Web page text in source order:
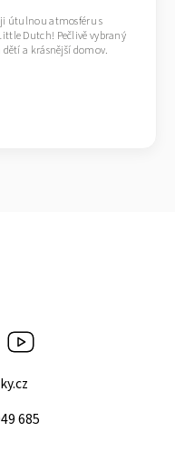
útulnou atmosféru s
Dutch! Pečlivě vybraný
a krásnější domov.
685